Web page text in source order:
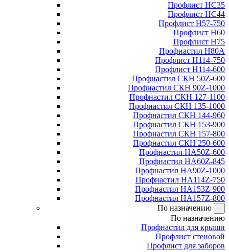
Профлист НС35
Профлист НС44
Профлист Н57-750
Профлист Н60
Профлист Н75
Профнастил Н80А
Профлист Н114-750
Профлист Н114-600
Профнастил СКН 50Z-600
Профнастил СКН 90Z-1000
Профнастил СКН 127-1100
Профнастил СКН 135-1000
Профнастил СКН 144-960
Профнастил СКН 153-900
Профнастил СКН 157-800
Профнастил СКН 250-600
Профнастил НА50Z-600
Профнастил НА60Z-845
Профнастил НА90Z-1000
Профнастил НА114Z-750
Профнастил НА153Z-900
Профнастил НА157Z-800
По назначению
По назначению
Профнастил для крыши
Профлист стеновой
Профлист для заборов